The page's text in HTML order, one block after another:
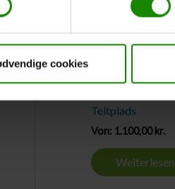
cookies
Teltplads
Von: 1.100,00 kr.
Weiterlesen